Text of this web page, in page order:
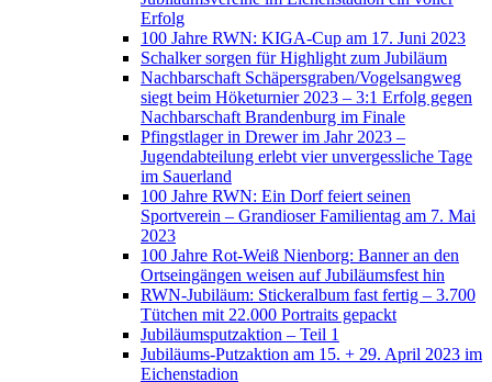
Erfolg
100 Jahre RWN: KIGA-Cup am 17. Juni 2023
Schalker sorgen für Highlight zum Jubiläum
Nachbarschaft Schäpersgraben/Vogelsangweg
siegt beim Höketurnier 2023 – 3:1 Erfolg gegen
Nachbarschaft Brandenburg im Finale
Pfingstlager in Drewer im Jahr 2023 –
Jugendabteilung erlebt vier unvergessliche Tage
im Sauerland
100 Jahre RWN: Ein Dorf feiert seinen
Sportverein – Grandioser Familientag am 7. Mai
2023
100 Jahre Rot-Weiß Nienborg: Banner an den
Ortseingängen weisen auf Jubiläumsfest hin
RWN-Jubiläum: Stickeralbum fast fertig – 3.700
Tütchen mit 22.000 Portraits gepackt
Jubiläumsputzaktion – Teil 1
Jubiläums-Putzaktion am 15. + 29. April 2023 im
Eichenstadion